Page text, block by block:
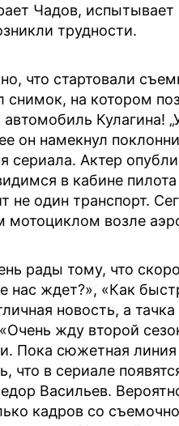
Чадов,
трудности.
что стартовали
снимок, на котором
Кулагина!
он намекнул
сериала. Актер
в кабине
не один транспорт.
мотоциклом возле
рады тому, что
нас ждет?», «Как
новость, а
жду второй
Пока сюжетная
что в сериале
Васильев.
кадров со